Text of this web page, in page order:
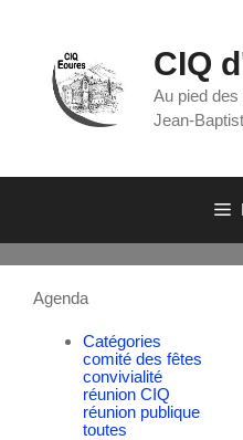
CIQ
Au pied
Jean-
Agenda
Catégories
comité des fêtes
convivialité
réunion CIQ
réunion publique
toutes